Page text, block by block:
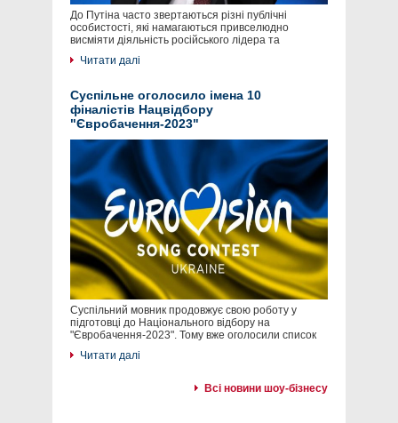
До Путіна часто звертаються різні публічні
особистості, які намагаються привселюдно
висміяти діяльність російського лідера та
Читати далі
Суспільне оголосило імена 10
фіналістів Нацвідбору
"Євробачення-2023"
Суспільний мовник продовжує свою роботу у
підготовці до Національного відбору на
"Євробачення-2023". Тому вже оголосили список
Читати далі
Всі новини шоу-бізнесу